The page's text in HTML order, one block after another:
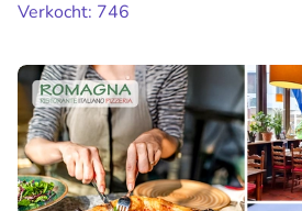
Verkocht: 746